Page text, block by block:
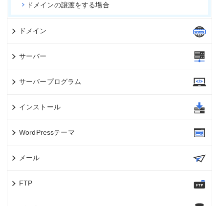
ドメインの譲渡をする場合
ドメイン
サーバー
サーバープログラム
インストール
WordPressテーマ
メール
FTP